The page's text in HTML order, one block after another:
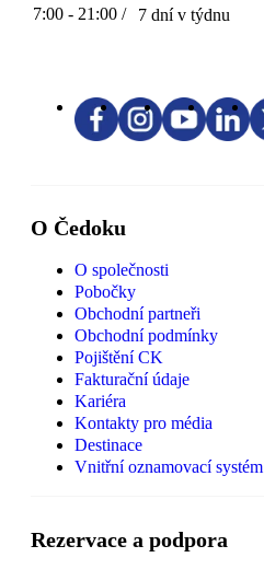
7:00 - 21:00 / 7 dní v týdnu
O Čedoku
O společnosti
Pobočky
Obchodní partneři
Obchodní podmínky
Pojištění CK
Fakturační údaje
Kariéra
Kontakty pro média
Destinace
Vnitřní oznamovací systém
Rezervace a podpora